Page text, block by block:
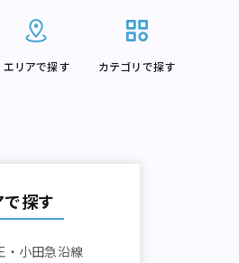
エリアで探す カテゴリで探す
探す
・小田急沿線